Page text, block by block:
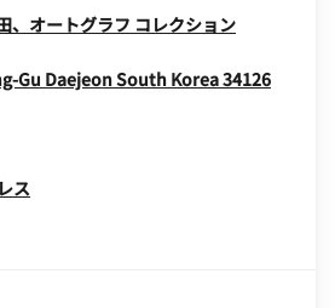
、オートグラフ コレクションOpens In
Gu DaejeonSouth Korea34126
ス